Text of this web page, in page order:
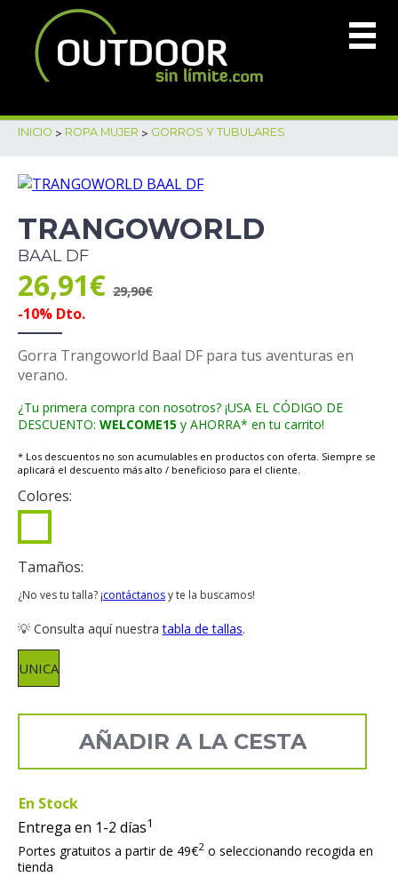
INICIO > ROPA MUJER > GORROS Y TUBULARES
TRANGOWORLD
BAAL DF
26,91€ 29,90€
-10% Dto.
Gorra Trangoworld Baal DF para tus aventuras en
verano.
¿Tu primera compra con nosotros? ¡USA EL CÓDIGO DE
DESCUENTO: WELCOME15 y AHORRA* en tu carrito!
* Los descuentos no son acumulables en productos con oferta. Siempre se
aplicará el descuento más alto / beneficioso para el cliente.
Colores:
Tamaños:
¿No ves tu talla?¡contáctanosy te la buscamos!
💡 Consulta aquí nuestratabla de tallas.
UNICA
AÑADIR A LA CESTA
En Stock
Entrega en 1-2 días1
Portes gratuitos a partir de 49€2 o seleccionando recogida en
tienda